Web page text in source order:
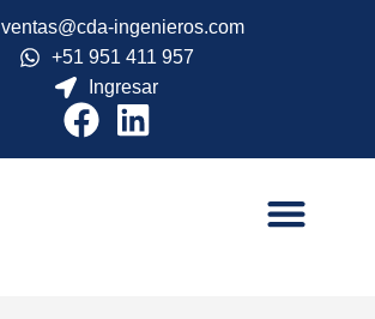
ventas@cda-ingenieros.com
+51 951 411 957
Ingresar